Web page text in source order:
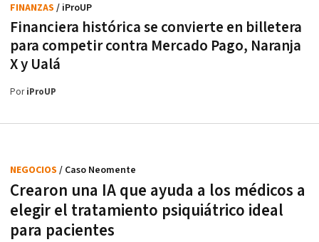
Financiera histórica se convierte en billetera
para competir contra Mercado Pago, Naranja
X y Ualá
FINANZAS / iProUP
PoriProUP
Crearon una IA que ayuda a los médicos a
elegir el tratamiento psiquiátrico ideal
para pacientes
NEGOCIOS / Caso Neomente